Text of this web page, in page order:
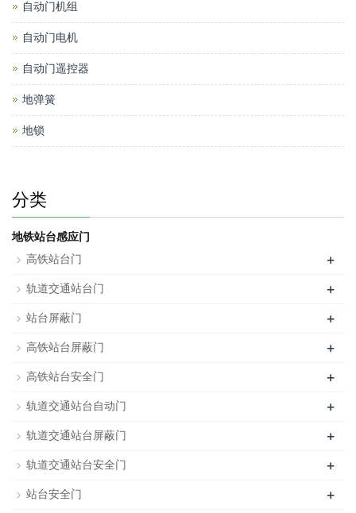
自动门机组
自动门电机
自动门遥控器
地弹簧
地锁
分类
地铁站台感应门
高铁站台门
+
轨道交通站台门 +
站台屏蔽门 +
高铁站台屏蔽门 +
高铁站台安全门 +
轨道交通站台自动门 +
轨道交通站台屏蔽门 +
轨道交通站台安全门 +
站台安全门 +